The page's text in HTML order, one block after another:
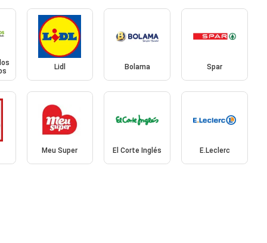
Lidl Bolama Spar
Meu Super El Corte Inglés E.Leclerc